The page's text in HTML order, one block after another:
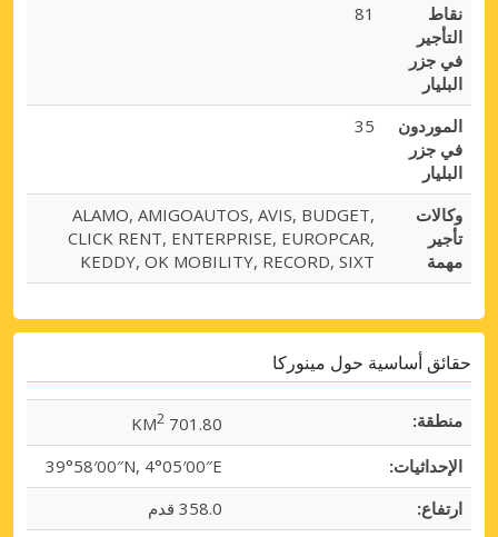
نقاط
التأجير
في جزر
البليار
81
الموردون
في جزر
البليار
35
وكالات
تأجير
مهمة
ALAMO, AMIGOAUTOS, AVIS, BUDGET,
CLICK RENT, ENTERPRISE, EUROPCAR,
KEDDY, OK MOBILITY, RECORD, SIXT
حقائق أساسية حول مينوركا
منطقة: 701.80 KM
2
الإحداثيات:
39°58′00″N, 4°05′00″E
ارتفاع:
358.0 قدم